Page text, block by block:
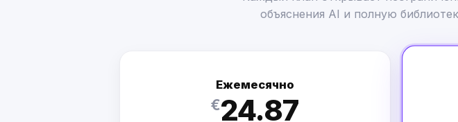
объяснения AI и полную
Ежемесячно
€24.87